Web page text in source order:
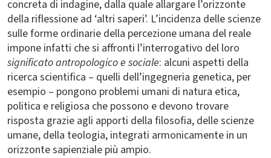
concreta di indagine, dalla quale allargare l’orizzonte
della riflessione ad ‘altri saperi’. L’incidenza delle scienze
sulle forme ordinarie della percezione umana del reale
impone infatti che si affronti l’interrogativo del loro
significato antropologico e sociale: alcuni aspetti della
ricerca scientifica – quelli dell’ingegneria genetica, per
esempio – pongono problemi umani di natura etica,
politica e religiosa che possono e devono trovare
risposta grazie agli apporti della filosofia, delle scienze
umane, della teologia, integrati armonicamente in un
orizzonte sapienziale più ampio.